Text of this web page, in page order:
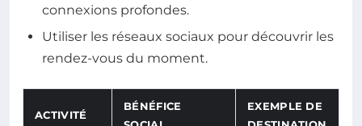
connexions profondes.
Utiliser les réseaux sociaux pour découvrir les
rendez-vous du moment.
ACTIVITÉ
BÉNÉFICE
EXEMPLE DE